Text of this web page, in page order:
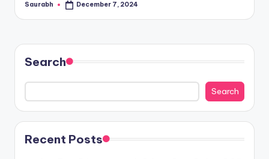
Posted
Saurabh December 7, 2024
Search
Search
Recent Posts